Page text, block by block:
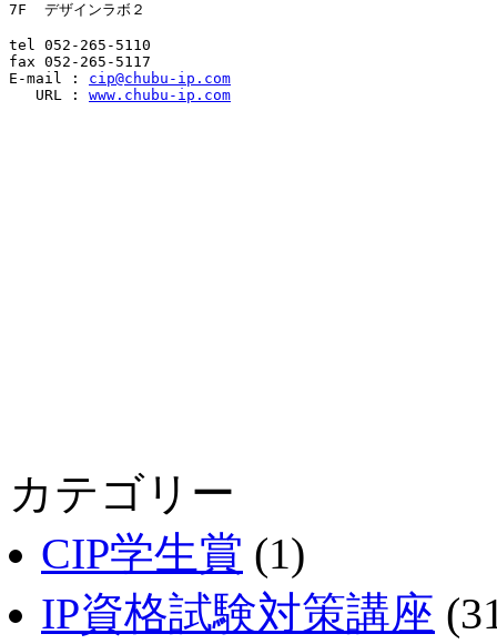
7F  デザインラボ２
tel 052-265-5110
fax 052-265-5117
E-mail : cip@chubu-ip.com
   URL :
www.chubu-ip.com
カテゴリー
CIP学生賞 (1)
IP資格試験対策講座